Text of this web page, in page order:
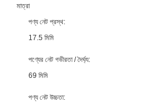
মাত্রা
পণ্য নেট প্রস্থ:
17.5 মিমি
পণ্যের নেট গভীরতা / দৈর্ঘ্য:
69 মিমি
পণ্য নেট উচ্চতা: